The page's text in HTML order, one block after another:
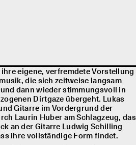
eigene, verfremdete Vorstellung
die sich zeitweise langsam
dann wieder stimmungsvoll in
Dirtgaze übergeht. Lukas
Gitarre im Vordergrund der
Laurin Huber am Schlagzeug, das
an der Gitarre Ludwig Schilling
ihre vollständige Form findet.